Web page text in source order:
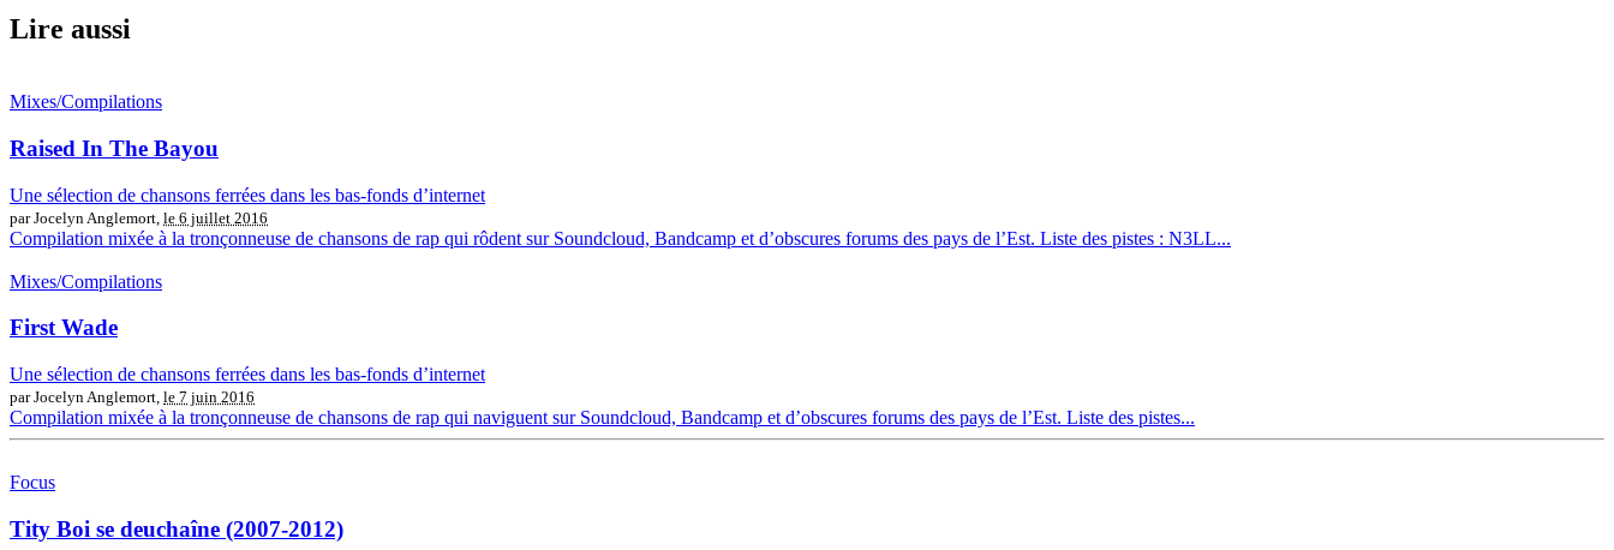
Lire aussi
Mixes/Compilations
Raised In The Bayou
Une sélection de chansons ferrées dans les bas-fonds d’internet
par Jocelyn Anglemort, le 6 juillet 2016
Compilation mixée à la tronçonneuse de chansons de rap qui rôdent sur Soundcloud, Bandcamp et d’obscures forums des pays de l’Est. Liste des pistes : N3LL...
Mixes/Compilations
First Wade
Une sélection de chansons ferrées dans les bas-fonds d’internet
par Jocelyn Anglemort, le 7 juin 2016
Compilation mixée à la tronçonneuse de chansons de rap qui naviguent sur Soundcloud, Bandcamp et d’obscures forums des pays de l’Est. Liste des pistes...
Focus
Tity Boi se deuchaîne (2007-2012)